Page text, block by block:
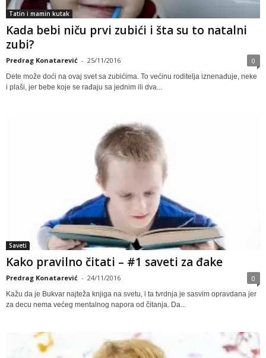
Tatin i mamin kutak
Kada bebi niču prvi zubići i šta su to natalni
zubi?
Predrag Konatarević - 25/11/2016 0
Dete može doći na ovaj svet sa zubićima. To većinu roditelja iznenađuje, neke
i plaši, jer bebe koje se rađaju sa jednim ili dva...
Saveti
Kako pravilno čitati – #1 saveti za đake
Predrag Konatarević - 24/11/2016 0
Kažu da je Bukvar najteža knjiga na svetu, i ta tvrdnja je sasvim opravdana jer
za decu nema većeg mentalnog napora od čitanja. Da...